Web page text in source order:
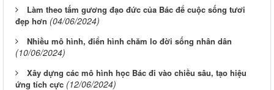
Làm theo tấm gương đạo đức của Bác để cuộc sống tươi
đẹp hơn (04/06/2024)
Nhiều mô hình, điển hình chăm lo đời sống nhân dân
(10/06/2024)
Xây dựng các mô hình học Bác đi vào chiều sâu, tạo hiệu
ứng tích cực (12/06/2024)